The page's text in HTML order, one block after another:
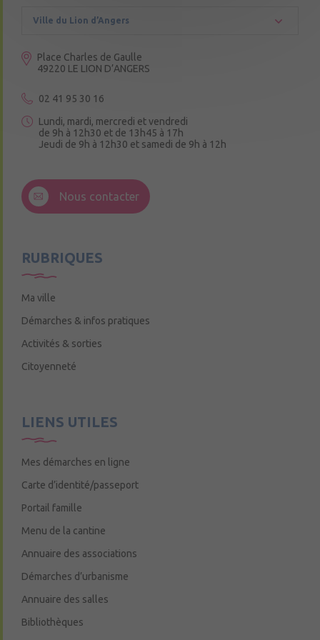
Ville du Lion d’Angers
Place Charles de Gaulle
49220 LE LION D’ANGERS
02 41 95 30 16
Lundi, mardi, mercredi et vendredi
de 9h à 12h30 et de 13h45 à 17h
Jeudi de 9h à 12h30 et samedi de 9h à 12h
49220 Andigné
Nous contacter
RUBRIQUES
Ma ville
Démarches & infos pratiques
Activités & sorties
Citoyenneté
LIENS UTILES
Mes démarches en ligne
Carte d’identité/passeport
Portail famille
Menu de la cantine
Annuaire des associations
Démarches d’urbanisme
Annuaire des salles
Bibliothèques